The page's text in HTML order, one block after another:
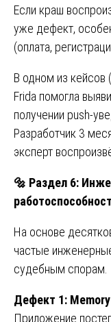
Если краш
уже дефект,
(оплата,
В одном из кейсов
Frida помогла
получении push-
Разработчик 3
эксперт
🔩 Раздел 6:
На основе
частые
судебным спорам.
Дефект 1:
Приложение